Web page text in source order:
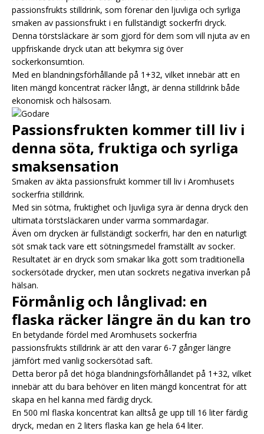
passionsfrukts stilldrink, som förenar den ljuvliga och syrliga
smaken av passionsfrukt i en fullständigt sockerfri dryck.
Denna törstsläckare är som gjord för dem som vill njuta av en
uppfriskande dryck utan att bekymra sig över
sockerkonsumtion.
Med en blandningsförhållande på 1+32, vilket innebär att en
liten mängd koncentrat räcker långt, är denna stilldrink både
ekonomisk och hälsosam.
Passionsfrukten kommer till liv i
denna söta, fruktiga och syrliga
smaksensation
Smaken av äkta passionsfrukt kommer till liv i Aromhusets
sockerfria stilldrink.
Med sin sötma, fruktighet och ljuvliga syra är denna dryck den
ultimata törstsläckaren under varma sommardagar.
Även om drycken är fullständigt sockerfri, har den en naturligt
söt smak tack vare ett sötningsmedel framställt av socker.
Resultatet är en dryck som smakar lika gott som traditionella
sockersötade drycker, men utan sockrets negativa inverkan på
hälsan.
Förmånlig och långlivad: en
flaska räcker längre än du kan tro
En betydande fördel med Aromhusets sockerfria
passionsfrukts stilldrink är att den varar 6-7 gånger längre
jämfört med vanlig sockersötad saft.
Detta beror på det höga blandningsförhållandet på 1+32, vilket
innebär att du bara behöver en liten mängd koncentrat för att
skapa en hel kanna med färdig dryck.
En 500 ml flaska koncentrat kan alltså ge upp till 16 liter färdig
dryck, medan en 2 liters flaska kan ge hela 64 liter.